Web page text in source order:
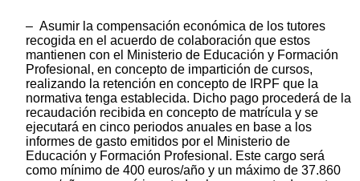
– Asumir la compensación económica de los tutores
recogida en el acuerdo de colaboración que estos
mantienen con el Ministerio de Educación y Formación
Profesional, en concepto de impartición de cursos,
realizando la retención en concepto de IRPF que la
normativa tenga establecida. Dicho pago procederá de la
recaudación recibida en concepto de matrícula y se
ejecutará en cinco periodos anuales en base a los
informes de gasto emitidos por el Ministerio de
Educación y Formación Profesional. Este cargo será
como mínimo de 400 euros/año y un máximo de 37.860